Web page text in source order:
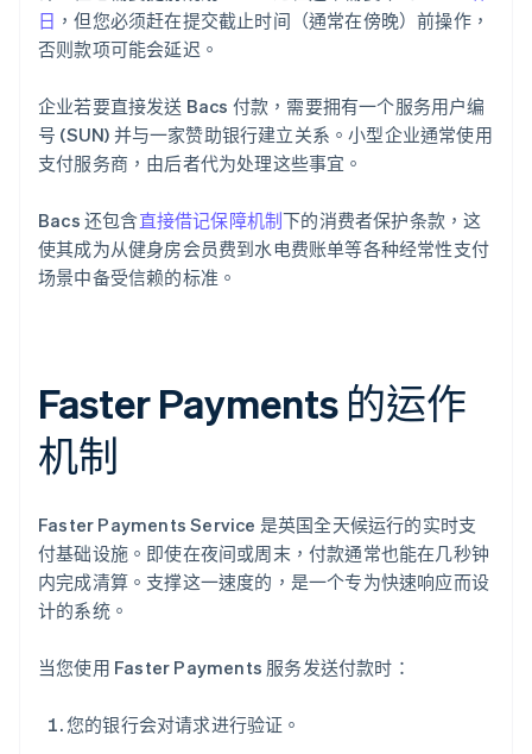
日 ，但您必须赶在提交截止时间（通常在傍晚）前操作，
否则款项可能会延迟。
企业若要直接发送 Bacs 付款，需要拥有一个服务用户编
号 (SUN) 并与一家赞助银行建立关系。小型企业通常使用
支付服务商，由后者代为处理这些事宜。
Bacs 还包含直接借记保障机制下的消费者保护条款，这
使其成为从健身房会员费到水电费账单等各种经常性支付
场景中备受信赖的标准。
Faster Payments 的运作
机制
Faster Payments Service 是英国全天候运行的实时支
付基础设施。即使在夜间或周末，付款通常也能在几秒钟
内完成清算。支撑这一速度的，是一个专为快速响应而设
计的系统。
当您使用 Faster Payments 服务发送付款时：
您的银行会对请求进行验证。